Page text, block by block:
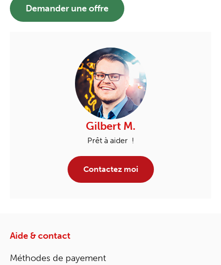
Demander une offre
Gilbert M.
Prêt à aider !
Contactez moi
Aide & contact
Méthodes de payement